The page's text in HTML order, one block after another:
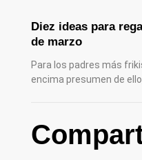
Diez ideas para
de marzo
Para los padres más
encima presumen de